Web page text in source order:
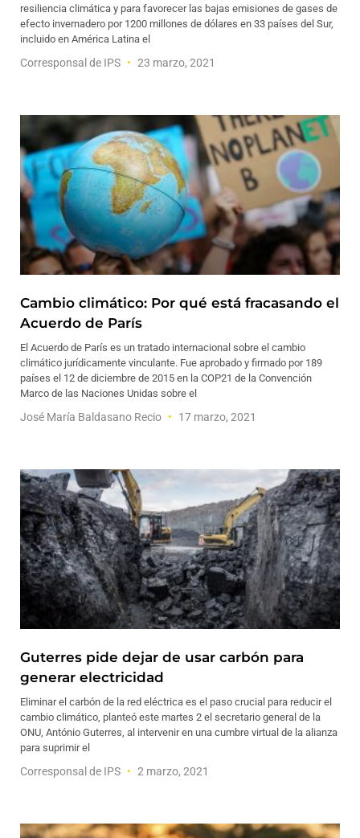
resiliencia climática y para favorecer las bajas emisiones de gases de
efecto invernadero por 1200 millones de dólares en 33 países del Sur,
incluido en América Latina el
Corresponsal de IPS 23 marzo, 2021
Cambio climático: Por qué está fracasando el
Acuerdo de París
El Acuerdo de París es un tratado internacional sobre el cambio
climático jurídicamente vinculante. Fue aprobado y firmado por 189
países el 12 de diciembre de 2015 en la COP21 de la Convención
Marco de las Naciones Unidas sobre el
José María Baldasano Recio 17 marzo, 2021
Guterres pide dejar de usar carbón para
generar electricidad
Eliminar el carbón de la red eléctrica es el paso crucial para reducir el
cambio climático, planteó este martes 2 el secretario general de la
ONU, António Guterres, al intervenir en una cumbre virtual de la alianza
para suprimir el
Corresponsal de IPS 2 marzo, 2021